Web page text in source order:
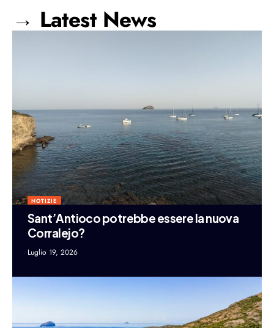
→ Latest News
NOTIZIE
Sant’Antioco potrebbe essere la nuova
Corralejo?
Luglio 19, 2026